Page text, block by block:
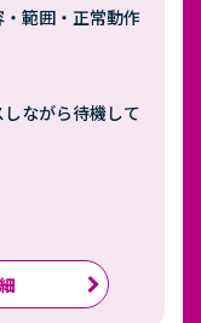
範囲・正常動作
しながら待機して